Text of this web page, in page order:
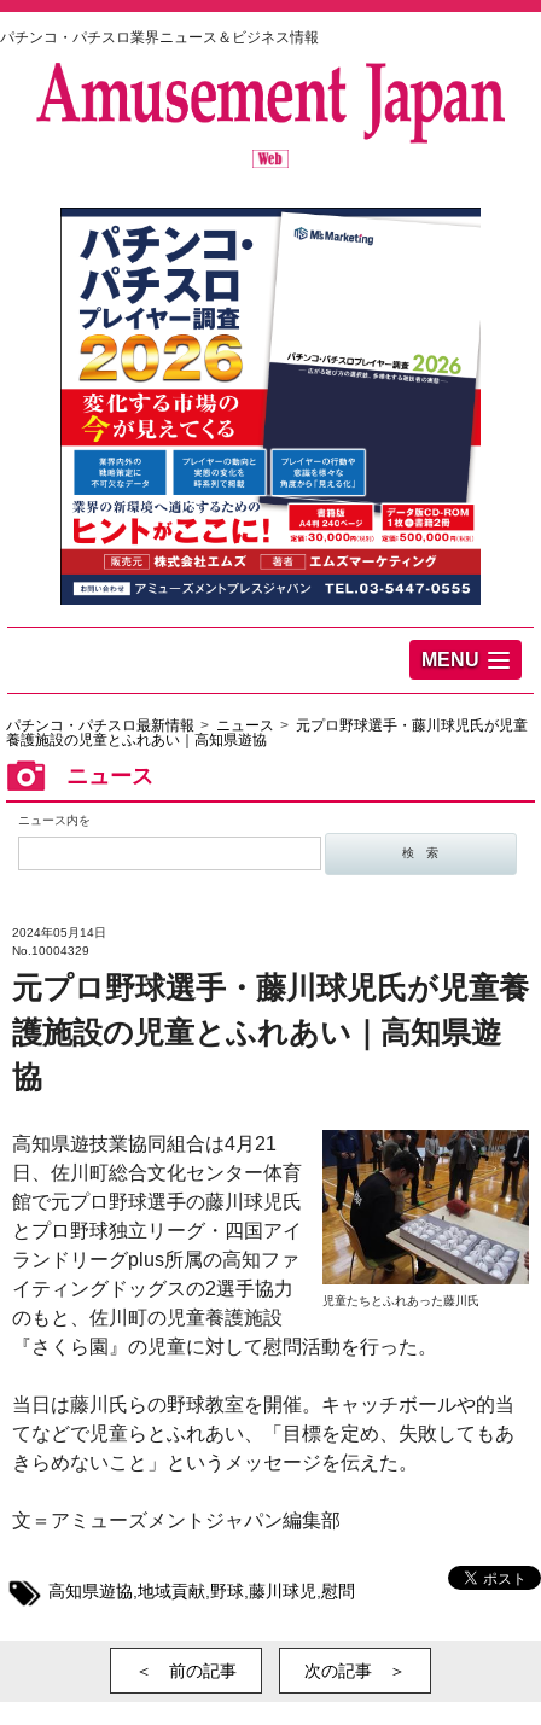
パチンコ・パチスロ業界ニュース＆ビジネス情報
MENU
パチンコ・パチスロ最新情報 ニュース
元プロ野球選手・藤川球児氏が児童
養護施設の児童とふれあい｜高知県遊協
ニュース
ニュース内を
2024年05月14日
No.10004329
元プロ野球選手・藤川球児氏が児童養
護施設の児童とふれあい｜高知県遊
協
児童たちとふれあった藤川氏
高知県遊技業協同組合は4月21
日、佐川町総合文化センター体育
館で元プロ野球選手の藤川球児氏
とプロ野球独立リーグ・四国アイ
ランドリーグplus所属の高知ファ
イティングドッグスの2選手協力
のもと、佐川町の児童養護施設
『さくら園』の児童に対して慰問活動を行った。
当日は藤川氏らの野球教室を開催。キャッチボールや的当
てなどで児童らとふれあい、「目標を定め、失敗してもあ
きらめないこと」というメッセージを伝えた。
文＝アミューズメントジャパン編集部
高知県遊協 地域貢献 野球 藤川球児 慰問
＜ 前の記事 次の記事 ＞